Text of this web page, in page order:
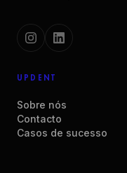
UPDENT
Sobre nós
Contacto
Casos de sucesso